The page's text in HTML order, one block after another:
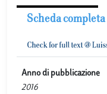
Scheda completa
Anno di pubblicazione
2016